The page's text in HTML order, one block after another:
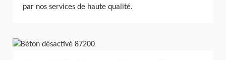
par nos services de haute qualité.